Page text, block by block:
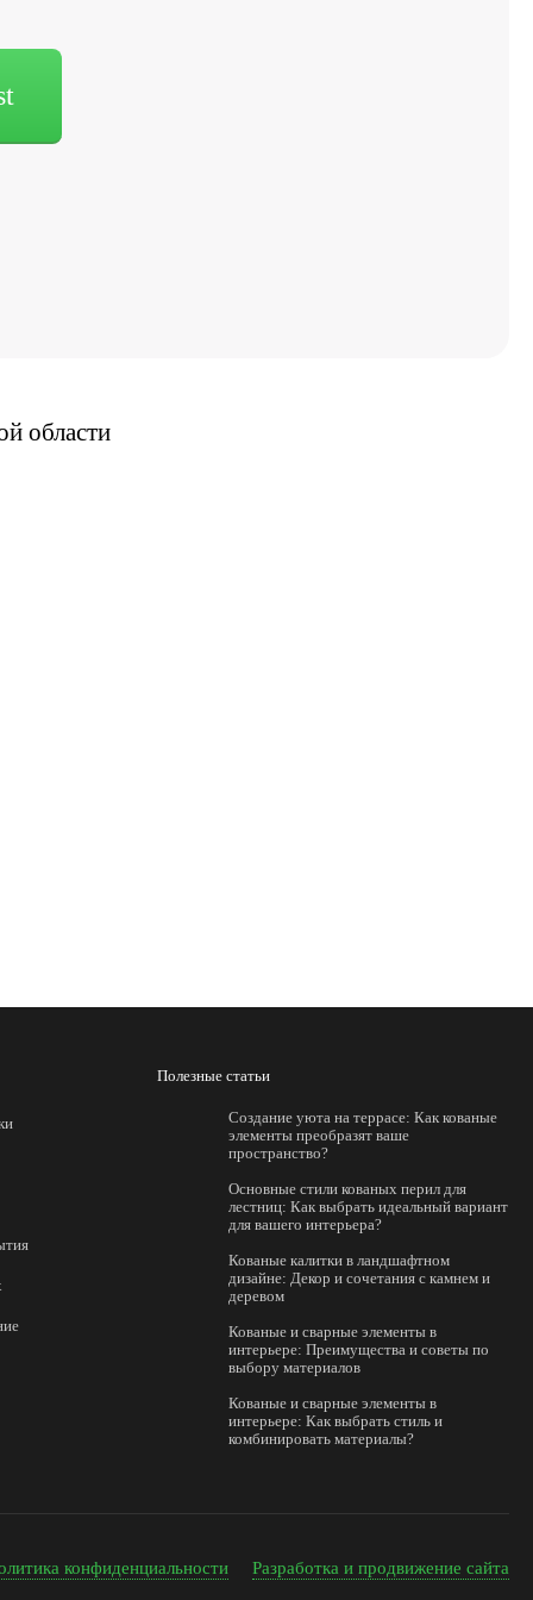
области
Полезные статьи
Создание уюта на террасе: Как кованые
элементы преобразят ваше
пространство?
Основные стили кованых перил для
лестниц: Как выбрать идеальный вариант
для вашего интерьера?
Кованые калитки в ландшафтном
дизайне: Декор и сочетания с камнем и
деревом
Кованые и сварные элементы в
интерьере: Преимущества и советы по
выбору материалов
Кованые и сварные элементы в
интерьере: Как выбрать стиль и
комбинировать материалы?
конфиденциальности Разработка и продвижение сайта